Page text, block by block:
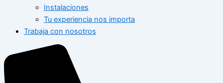
Instalaciones
Tu experiencia nos importa
Trabaja con nosotros